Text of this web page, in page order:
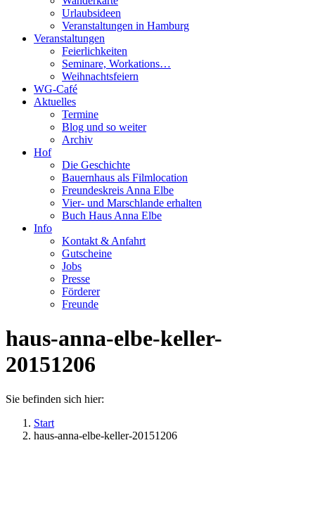
Urlaubsideen
Veranstaltungen in Hamburg
Veranstaltungen
Feierlichkeiten
Seminare, Workations…
Weihnachtsfeiern
WG-Café
Aktuelles
Termine
Blog und so weiter
Archiv
Hof
Die Geschichte
Bauernhaus als Filmlocation
Freundeskreis Anna Elbe
Vier- und Marschlande erhalten
Buch Haus Anna Elbe
Info
Kontakt & Anfahrt
Gutscheine
Jobs
Presse
Förderer
Freunde
haus-anna-elbe-keller-
20151206
Sie befinden sich hier:
Start
haus-anna-elbe-keller-20151206